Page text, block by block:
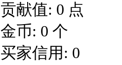
贡献值: 0 点
金币: 0 个
买家信用: 0